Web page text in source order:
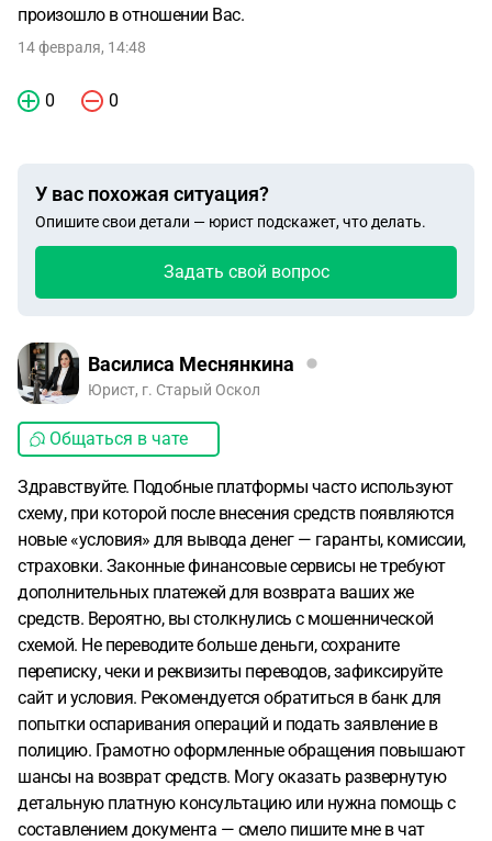
произошло в отношении Вас.
14 февраля, 14:48
0 0
У вас похожая ситуация?
Опишите свои детали — юрист подскажет, что делать.
Задать свой вопрос
Василиса Меснянкина
Юрист, г. Старый Оскол
Общаться в чате
Здравствуйте. Подобные платформы часто используют
схему, при которой после внесения средств появляются
новые «условия» для вывода денег — гаранты, комиссии,
страховки. Законные финансовые сервисы не требуют
дополнительных платежей для возврата ваших же
средств. Вероятно, вы столкнулись с мошеннической
схемой. Не переводите больше деньги, сохраните
переписку, чеки и реквизиты переводов, зафиксируйте
сайт и условия. Рекомендуется обратиться в банк для
попытки оспаривания операций и подать заявление в
полицию. Грамотно оформленные обращения повышают
шансы на возврат средств. Могу оказать развернутую
детальную платную консультацию или нужна помощь с
составлением документа — смело пишите мне в чат